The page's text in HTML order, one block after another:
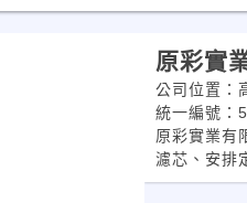
原彩實
公司位置：
統一編號：
原彩實業有
濾芯、安排